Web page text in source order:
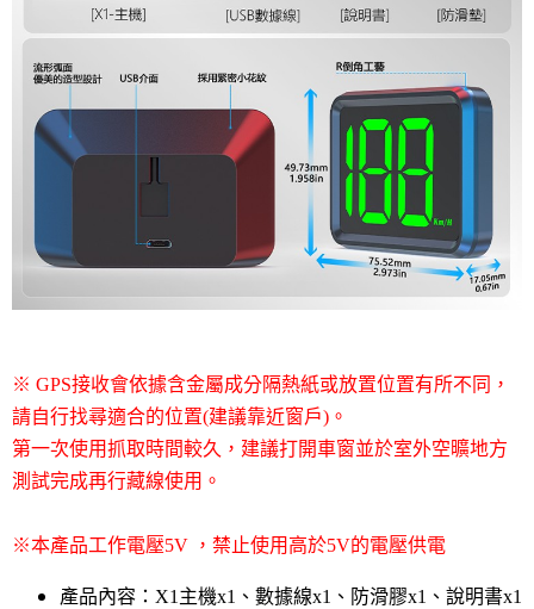
※ GPS接收會依據含金屬成分隔熱紙或放置位置有所不同，
請自行找尋適合的位置(建議靠近窗戶)。
第一次使用抓取時間較久，建議打開車窗並於室外空曠地方
測試完成再行藏線使用。
※本產品工作電壓5V ，禁止使用高於5V的電壓供電
產品內容：X1主機x1、數據線x1、防滑膠x1、說明書x1